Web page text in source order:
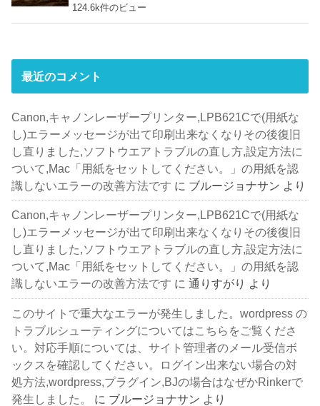
124.6k件のビュー
最近のコメント
Canon,キャノンレーザープリンター,LPB621Cで(用紙な
し)エラーメッセージが出て印刷出来なくなりその後復旧
し直りました,ソフトウエアトラブルの直し方,設定方法に
ついて,Mac「用紙をセットしてください。」の用紙を認
識しないエラーの改善方法です に ブルージョナサン より
Canon,キャノンレーザープリンター,LPB621Cで(用紙な
し)エラーメッセージが出て印刷出来なくなりその後復旧
し直りました,ソフトウエアトラブルの直し方,設定方法に
ついて,Mac「用紙をセットしてください。」の用紙を認
識しないエラーの改善方法です に通りすがり より
このサイトで重大なエラーが発生しました。wordpress の
トラブルシューティングについてはこちらをご覧くださ
い。対応手順については、サイト管理者のメール受信ボ
ックスを確認してください。ログイン出来ない場合の対
処方法,wordpress,プラグイン,BJの場合はなぜかRinkerで
発生しました。
に ブルージョナサン より